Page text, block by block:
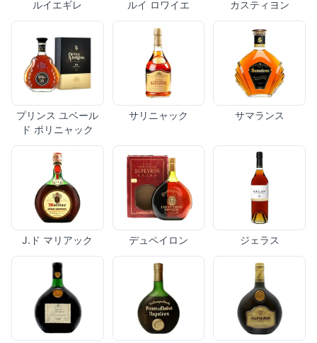
ルイエギレ ルイ ロワイエ カスティヨン
プリンス ユベール
ド ポリニャック
サリニャック サマランス
J.ド マリアック デュペイロン ジェラス